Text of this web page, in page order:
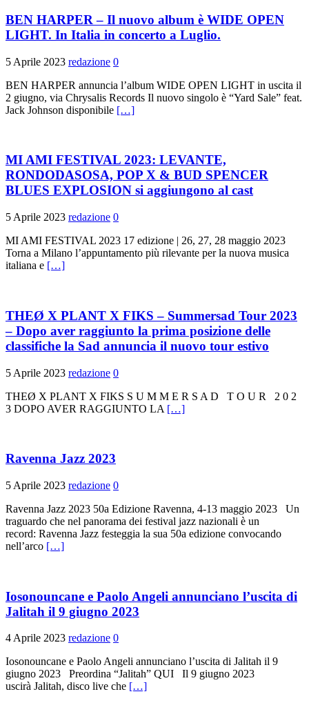
BEN HARPER – Il nuovo album è WIDE OPEN
LIGHT. In Italia in concerto a Luglio.
5 Aprile 2023 redazione 0
BEN HARPER annuncia l’album WIDE OPEN LIGHT in uscita il
2 giugno, via Chrysalis Records Il nuovo singolo è “Yard Sale” feat.
Jack Johnson disponibile […]
MI AMI FESTIVAL 2023: LEVANTE,
RONDODASOSA, POP X & BUD SPENCER
BLUES EXPLOSION si aggiungono al cast
5 Aprile 2023 redazione 0
MI AMI FESTIVAL 2023 17 edizione | 26, 27, 28 maggio 2023
Torna a Milano l’appuntamento più rilevante per la nuova musica
italiana e […]
THEØ X PLANT X FIKS – Summersad Tour 2023
– Dopo aver raggiunto la prima posizione delle
classifiche la Sad annuncia il nuovo tour estivo
5 Aprile 2023 redazione 0
THEØ X PLANT X FIKS S U M M E R S A D T O U R 2 0 2
3 DOPO AVER RAGGIUNTO LA […]
Ravenna Jazz 2023
5 Aprile 2023 redazione 0
Ravenna Jazz 2023 50a Edizione Ravenna, 4-13 maggio 2023 Un
traguardo che nel panorama dei festival jazz nazionali è un
record: Ravenna Jazz festeggia la sua 50a edizione convocando
nell’arco […]
Iosonouncane e Paolo Angeli annunciano l’uscita di
Jalitah il 9 giugno 2023
4 Aprile 2023 redazione 0
Iosonouncane e Paolo Angeli annunciano l’uscita di Jalitah il 9
giugno 2023 Preordina “Jalitah” QUI Il 9 giugno 2023
uscirà Jalitah, disco live che […]